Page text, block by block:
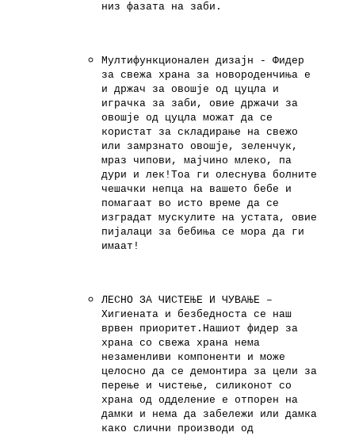
низ фазата на заби.
Мултифункционален дизајн - Фидер
за свежа храна за новороденчиња е
и држач за овошје од цуцла и
играчка за заби, овие држачи за
овошје од цуцла можат да се
користат за складирање на свежо
или замрзнато овошје, зеленчук,
мраз чипови, мајчино млеко, па
дури и лек!Тоа ги олеснува болните
чешачки непца на вашето бебе и
помагаат во исто време да се
изградат мускулите на устата, овие
пијалаци за бебиња се мора да ги
имаат!
ЛЕСНО ЗА ЧИСТЕЊЕ И ЧУВАЊЕ –
Хигиената и безбедноста се наш
врвен приоритет.Нашиот фидер за
храна со свежа храна нема
незаменливи компоненти и може
целосно да се демонтира за цели за
перење и чистење, силиконот со
храна од одделение е отпорен на
дамки и нема да забележи или дамка
како слични производи од